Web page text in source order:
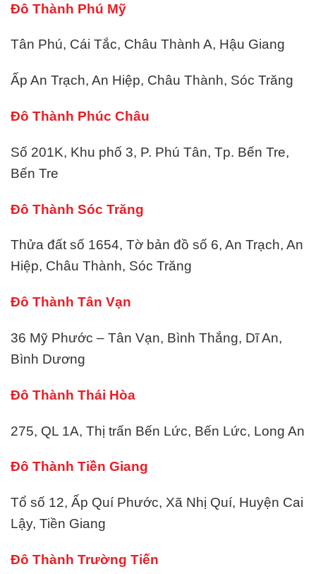
Đô Thành Phú Mỹ
Tân Phú, Cái Tắc, Châu Thành A, Hậu Giang
Ấp An Trạch, An Hiệp, Châu Thành, Sóc Trăng
Đô Thành Phúc Châu
Số 201K, Khu phố 3, P. Phú Tân, Tp. Bến Tre,
Bến Tre
Đô Thành Sóc Trăng
Thửa đất số 1654, Tờ bản đồ số 6, An Trạch, An
Hiệp, Châu Thành, Sóc Trăng
Đô Thành Tân Vạn
36 Mỹ Phước – Tân Vạn, Bình Thắng, Dĩ An,
Bình Dương
Đô Thành Thái Hòa
275, QL 1A, Thị trấn Bến Lức, Bến Lức, Long An
Đô Thành Tiền Giang
Tổ số 12, Ấp Quí Phước, Xã Nhị Quí, Huyện Cai
Lậy, Tiền Giang
Đô Thành Trường Tiến